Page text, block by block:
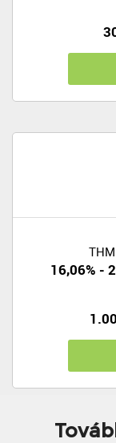
THM
16,06% -